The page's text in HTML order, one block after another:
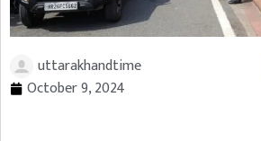
uttarakhandtime
October 9, 2024